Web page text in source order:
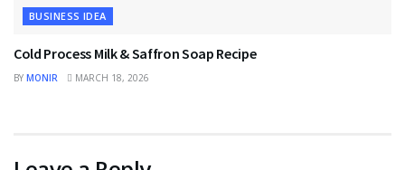
BUSINESS IDEA
Cold Process Milk & Saffron Soap Recipe
BY MONIR MARCH 18, 2026